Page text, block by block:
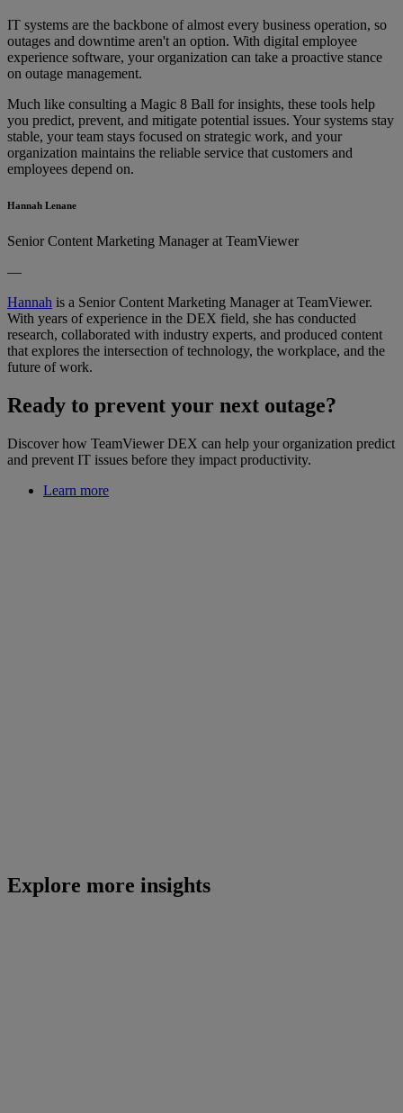
IT systems are the backbone of almost every business operation, so
outages and downtime aren't an option. With digital employee
experience software, your organization can take a proactive stance
on outage management.
Much like consulting a Magic 8 Ball for insights, these tools help
you predict, prevent, and mitigate potential issues. Your systems stay
stable, your team stays focused on strategic work, and your
organization maintains the reliable service that customers and
employees depend on.
Hannah Lenane
Senior Content Marketing Manager at TeamViewer
—
Hannah is a Senior Content Marketing Manager at TeamViewer.
With years of experience in the DEX field, she has conducted
research, collaborated with industry experts, and produced content
that explores the intersection of technology, the workplace, and the
future of work.
Ready to prevent your next outage?
Discover how TeamViewer DEX can help your organization predict
and prevent IT issues before they impact productivity.
Learn more
Explore more insights